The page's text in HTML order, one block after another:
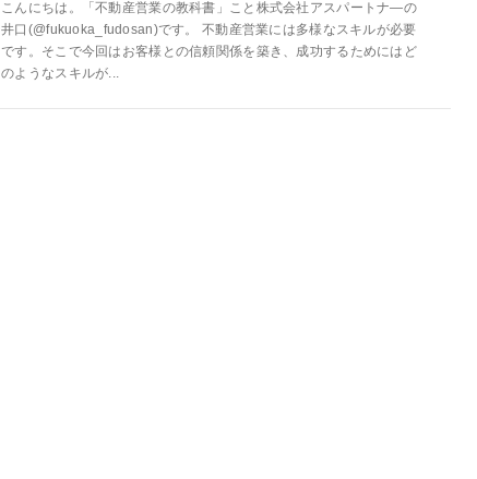
こんにちは。「不動産営業の教科書」こと株式会社アスパートナ―の
井口(@fukuoka_fudosan)です。 不動産営業には多様なスキルが必要
です。そこで今回はお客様との信頼関係を築き、成功するためにはど
のようなスキルが...